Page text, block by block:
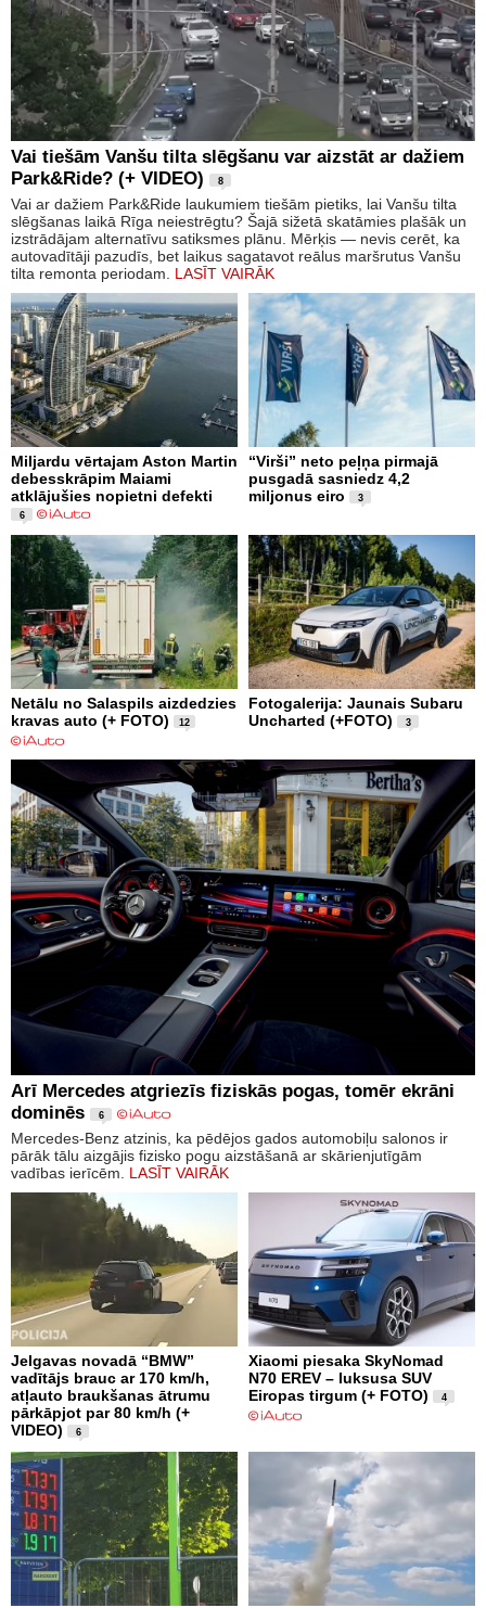
Vai tiešām Vanšu tilta slēgšanu var aizstāt ar dažiem
Park&Ride? (+ VIDEO)
8
Vai ar dažiem Park&Ride laukumiem tiešām pietiks, lai Vanšu tilta
slēgšanas laikā Rīga neiestrēgtu? Šajā sižetā skatāmies plašāk un
izstrādājam alternatīvu satiksmes plānu. Mērķis — nevis cerēt, ka
autovadītāji pazudīs, bet laikus sagatavot reālus maršrutus Vanšu
tilta remonta periodam. LASĪT VAIRĀK
Miljardu vērtajam Aston Martin
debesskrāpim Maiami
atklājušies nopietni defekti
6
“Virši” neto peļņa pirmajā
pusgadā sasniedz 4,2
miljonus eiro
3
Netālu no Salaspils aizdedzies
kravas auto (+ FOTO)
12
Fotogalerija: Jaunais Subaru
Uncharted (+FOTO)
3
Arī Mercedes atgriezīs fiziskās pogas, tomēr ekrāni
dominēs
6
Mercedes-Benz atzinis, ka pēdējos gados automobiļu salonos ir
pārāk tālu aizgājis fizisko pogu aizstāšanā ar skārienjutīgām
vadības ierīcēm. LASĪT VAIRĀK
Jelgavas novadā “BMW”
vadītājs brauc ar 170 km/h,
atļauto braukšanas ātrumu
pārkāpjot par 80 km/h (+
VIDEO)
6
Xiaomi piesaka SkyNomad
N70 EREV – luksusa SUV
Eiropas tirgum (+ FOTO)
4